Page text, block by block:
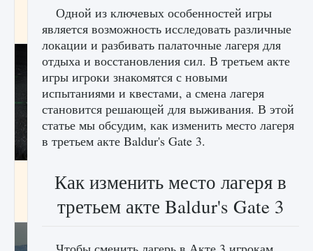
Как заработать медали лиги Clash of Clans
9 августа 2024 2 599 0 1
лицензии, лиги, команды и стадионы в EA
9 августа 2024 2 395 0 2
Одной из ключевых особенностей игры
является возможность исследовать различные
локации и разбивать палаточные лагеря для
отдыха и восстановления сил. В третьем акте
игры игроки знакомятся с новыми
испытаниями и квестами, а смена лагеря
становится решающей для выживания. В этой
статье мы обсудим, как изменить место лагеря
в третьем акте Baldur's Gate 3.
Как изменить место лагеря в
третьем акте Baldur's Gate 3